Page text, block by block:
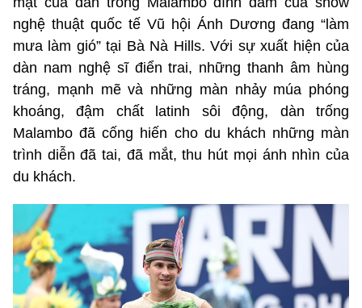
nghệ thuật quốc tế Vũ hội Ánh Dương đang “làm
mưa làm gió” tại Bà Nà Hills. Với sự xuất hiện của
dàn nam nghệ sĩ điển trai, những thanh âm hùng
tráng, mạnh mẽ và những màn nhảy múa phóng
khoáng, đậm chất latinh sôi động, dàn trống
Malambo đã cống hiến cho du khách những màn
trình diễn đã tai, đã mắt, thu hút mọi ánh nhìn của
du khách.